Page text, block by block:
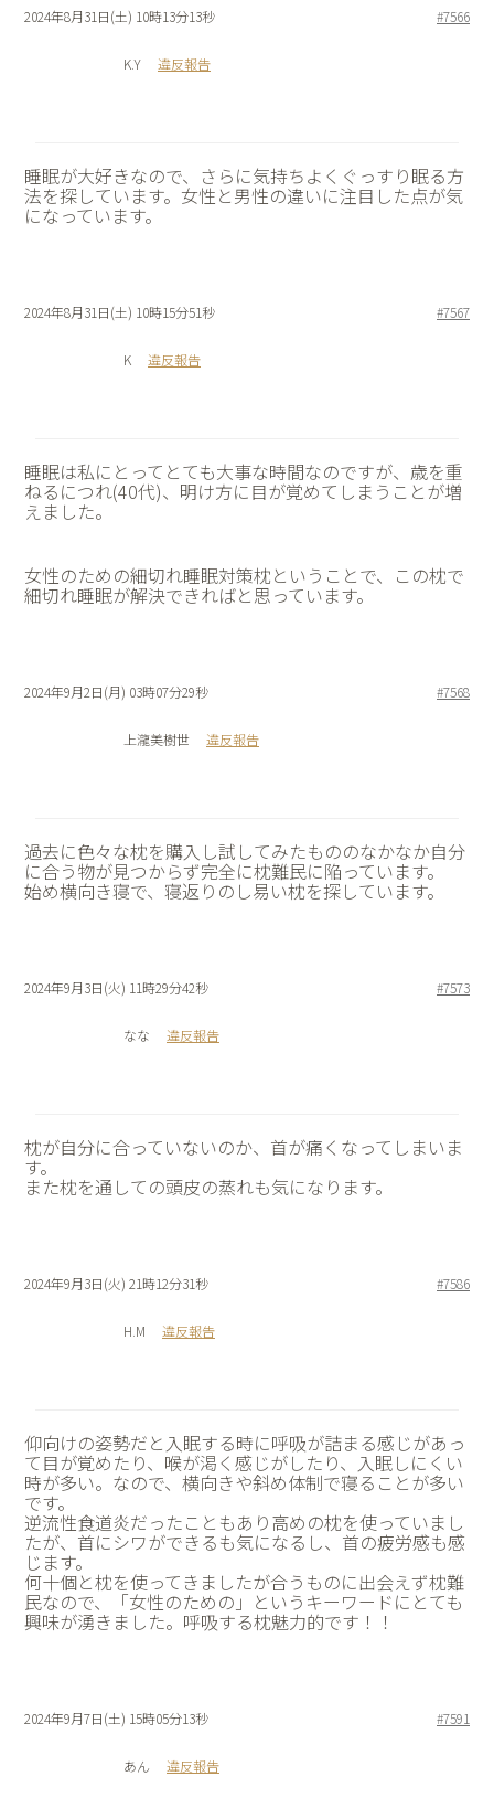
2024年8月31日(土) 10時13分13秒 #7566
K.Y 違反報告
睡眠が大好きなので、さらに気持ちよくぐっすり眠る方
法を探しています。女性と男性の違いに注目した点が気
になっています。
2024年8月31日(土) 10時15分51秒 #7567
K 違反報告
睡眠は私にとってとても大事な時間なのですが、歳を重
ねるにつれ(40代)、明け方に目が覚めてしまうことが増
えました。
女性のための細切れ睡眠対策枕ということで、この枕で
細切れ睡眠が解決できればと思っています。
2024年9月2日(月) 03時07分29秒 #7568
上瀧美樹世 違反報告
過去に色々な枕を購入し試してみたもののなかなか自分
に合う物が見つからず完全に枕難民に陥っています。
始め横向き寝で、寝返りのし易い枕を探しています。
2024年9月3日(火) 11時29分42秒 #7573
なな 違反報告
枕が自分に合っていないのか、首が痛くなってしまいま
す。
また枕を通しての頭皮の蒸れも気になります。
2024年9月3日(火) 21時12分31秒 #7586
H.M 違反報告
仰向けの姿勢だと入眠する時に呼吸が詰まる感じがあっ
て目が覚めたり、喉が渇く感じがしたり、入眠しにくい
時が多い。なので、横向きや斜め体制で寝ることが多い
です。
逆流性食道炎だったこともあり高めの枕を使っていまし
たが、首にシワができるも気になるし、首の疲労感も感
じます。
何十個と枕を使ってきましたが合うものに出会えず枕難
民なので、「女性のための」というキーワードにとても
興味が湧きました。呼吸する枕魅力的です！！
2024年9月7日(土) 15時05分13秒 #7591
あん 違反報告